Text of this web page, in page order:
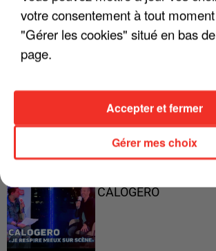
CALOGERO
votre consentement à tout
"Gérer les cookies" situé en bas
page.
Gérer mes choix
Accepter et fermer